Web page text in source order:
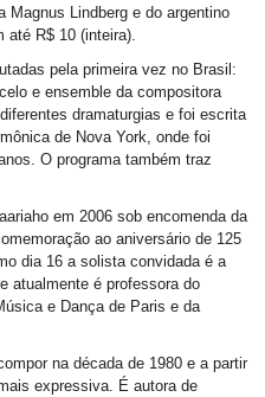
Magnus Lindberg e do argentino
até R$ 10 (inteira).
pela primeira vez no Brasil:
e ensemble da compositora
dramaturgias e foi escrita
de Nova York, onde foi
O programa também traz
em 2006 sob encomenda da
ao aniversário de 125
dia 16 a solista convidada é a
atualmente é professora do
e Dança de Paris e da
na década de 1980 e a partir
expressiva. É autora de